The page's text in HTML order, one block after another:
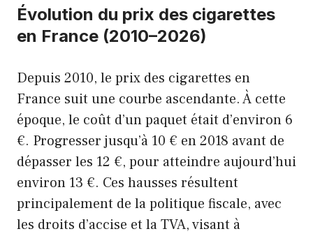
Évolution du prix des cigarettes
en France (2010–2026)
Depuis 2010, le prix des cigarettes en
France suit une courbe ascendante. À cette
époque, le coût d’un paquet était d’environ 6
€. Progresser jusqu’à 10 € en 2018 avant de
dépasser les 12 €, pour atteindre aujourd’hui
environ 13 €. Ces hausses résultent
principalement de la politique fiscale, avec
les droits d’accise et la TVA, visant à